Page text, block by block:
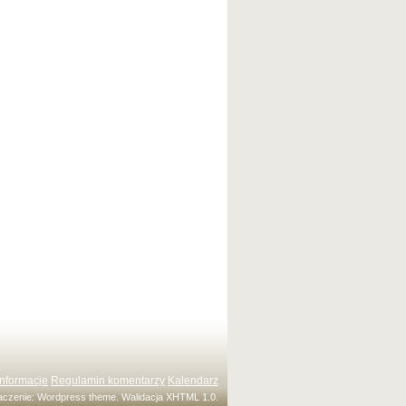
Regulamin komentarzy Kalendarz
Wordpress theme. WalidacjaXHTML 1.0.